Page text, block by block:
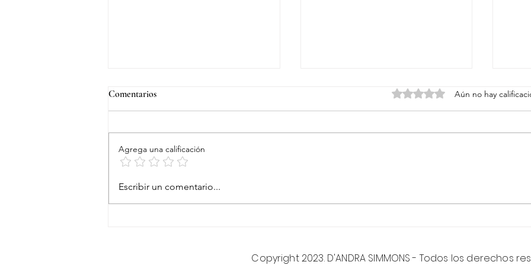
Aloe Tropical by Ultimate Living
Comentarios Obtuvo 0 de 5 estrellas.
Aún no hay
Agrega una calificación
Escribir un comentario...
Copyright 2023. D'ANDRA SIMMONS - Todos los derechos